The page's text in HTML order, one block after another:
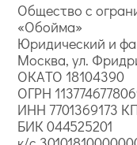
Общество с
«Обойма»
Юридический и
Москва, ул.
ОКАТО 18104390
ОГРН
ИНН 7701369173
БИК 044525201